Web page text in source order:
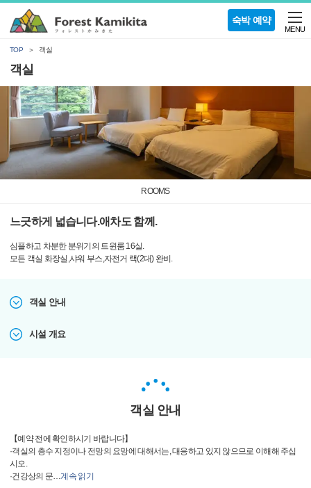
숙박 예약
MENU
TOP 객실
객실
ROOMS
느긋하게 넓습니다.애차도 함께.
심플하고 차분한 분위기의 트윈룸 16실.
모든 객실 화장실,샤워 부스,자전거 랙(2대) 완비.
객실 안내
시설 개요
객실 안내
【예약 전에 확인하시기 바랍니다】
·객실의 층수 지정이나 전망의 요망에 대해서는, 대응하고 있지 않으므로 이해해 주십
시오.
·건강상의 문…계속 읽기